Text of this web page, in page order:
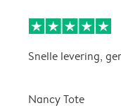
Snelle levering,
Nancy Tote